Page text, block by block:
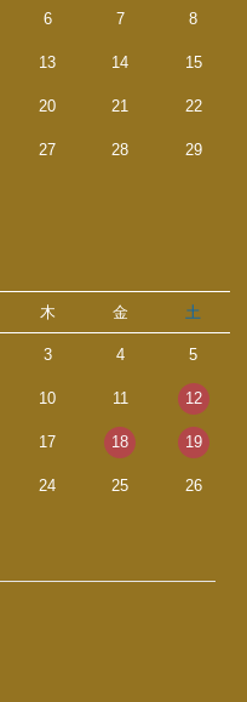
6 7 8
13 14 15
20 21 22
27 28 29
木 金 土
3 4 5
10 11 12
17 18 19
24 25 26